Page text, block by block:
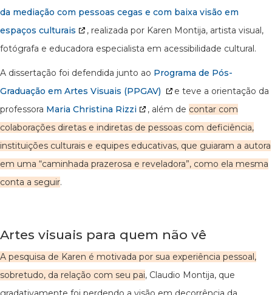
da mediação com pessoas cegas e com baixa visão em
espaços culturais
, realizada por Karen Montija, artista visual,
fotógrafa e educadora especialista em acessibilidade cultural.
A dissertação foi defendida junto ao Programa de Pós-
Graduação em Artes Visuais (PPGAV)
e teve a orientação da
professora Maria Christina Rizzi , além de contar com
colaborações diretas e indiretas de pessoas com deficiência,
instituições culturais e equipes educativas, que guiaram a autora
em uma “caminhada prazerosa e reveladora”, como ela mesma
conta a seguir.
Artes visuais para quem não vê
A pesquisa de Karen é motivada por sua experiência pessoal,
sobretudo, da relação com seu pai, Claudio Montija, que